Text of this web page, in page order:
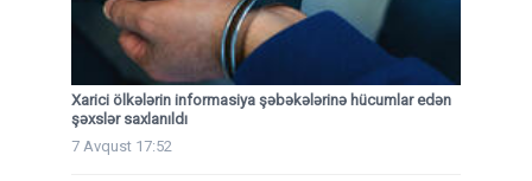
Xarici ölkələrin informasiya şəbəkələrinə hücumlar edən
şəxslər saxlanıldı
7 Avqust 17:52